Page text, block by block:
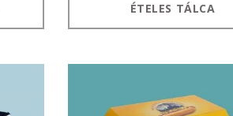
ÉTELES TÁLCA